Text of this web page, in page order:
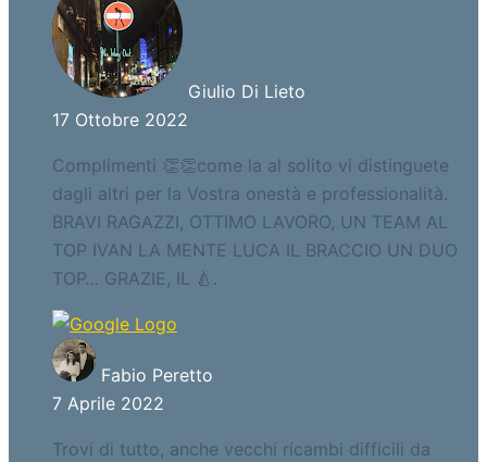
Giulio Di Lieto
17 Ottobre 2022
Complimenti 👏👏come la al solito vi distinguete
dagli altri per la Vostra onestà e professionalità.
BRAVI RAGAZZI, OTTIMO LAVORO, UN TEAM AL
TOP IVAN LA MENTE LUCA IL BRACCIO UN DUO
TOP… GRAZIE, IL 🍐.
Fabio Peretto
7 Aprile 2022
Trovi di tutto, anche vecchi ricambi difficili da